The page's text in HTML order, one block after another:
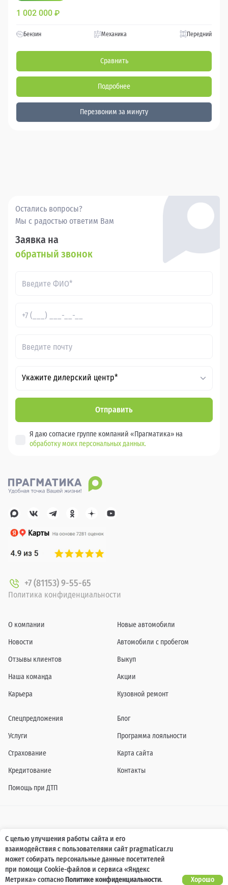
1 002 000 ₽
Бензин Механика Передний
Сравнить
Подробнее
Перезвоним за минуту
Остались вопросы?
Мы с радостью ответим Вам
Заявка на
обратный звонок
Укажите дилерский центр*
Отправить
Я даю согласие группе компаний «Прагматика» на
обработку моих персональных данных.
+7 (81153) 9-55-65
Политика конфиденциальности
О компании
Новости
Отзывы клиентов
Наша команда
Карьера
Новые автомобили
Автомобили с пробегом
Выкуп
Акции
Кузовной ремонт
Спецпредложения
Услуги
Страхование
Кредитование
Помощь при ДТП
Блог
Программа лояльности
Карта сайта
Контакты
Информация о технических характеристиках, составе комплектаций, цветовой
гамме и стоимости автомобилей, а также действующих акциях, сроках и условиях
их проведения, указанных на сайте www.pragmaticar.ru, носит информационный
характер и ни при каких условиях не является публичной офертой,
определяемой положениями пунктом 2 статьи 437 Гражданского кодекса
Российской Федерации. Для получения подробной информации обращайтесь к
специалистам нашей компании.
С целью улучшения работы сайта и его
взаимодействия с пользователями сайт pragmaticar.ru
может собирать персональные данные посетителей
при помощи Cookie-файлов и сервиса «Яндекс
Метрика» согласноПолитике конфиденциальности. Хорошо